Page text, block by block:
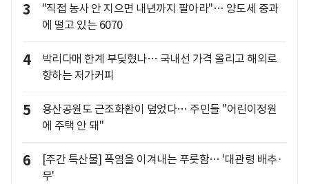
3
"직접 농사 안 지으면 내년까지 팔아라"… 양도세 중과
에 떨고 있는 6070
4
박리다매 한계 부딪혔나… 국내선 가격 올리고 해외로
향하는 저가커피
5
용산공원도 근조화환이 덮었다… 주민들 "어린이정원
에 주택 안 돼"
6
[주간 특산물] 폭염을 이겨내는 푸릇함… '대관령 배추·
무'